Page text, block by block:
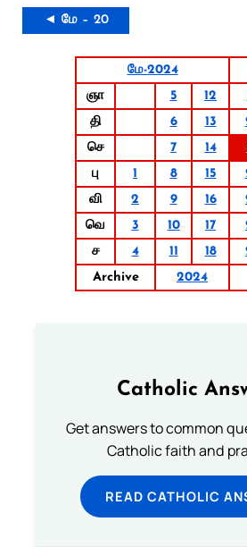
◄ மே – 20
மே-2024
ஞா
5 12
தி
6 13
செ
7 14
பு
1 8 15
வி
2 9 16
வெ
3 10 17
ச
4 11 18
Archive
2024
Catholic
Get answers to common
Catholic faith and
READ CATHOLIC